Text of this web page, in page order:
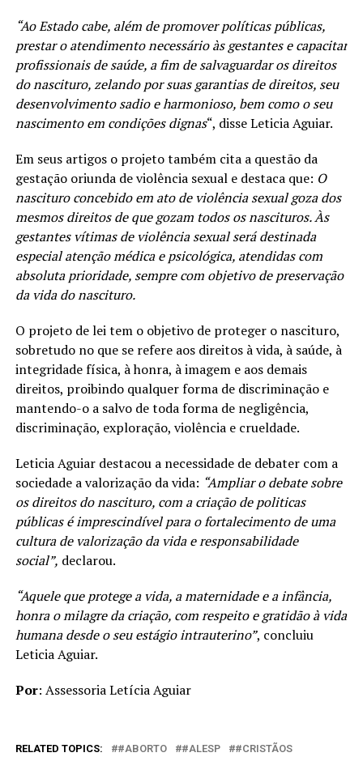
“Ao Estado cabe, além de promover políticas públicas,
prestar o atendimento necessário às gestantes e capacitar
profissionais de saúde, a fim de salvaguardar os direitos
do nascituro, zelando por suas garantias de direitos, seu
desenvolvimento sadio e harmonioso, bem como o seu
nascimento em condições dignas“, disse Leticia Aguiar.
Em seus artigos o projeto também cita a questão da
gestação oriunda de violência sexual e destaca que: O
nascituro concebido em ato de violência sexual goza dos
mesmos direitos de que gozam todos os nascituros. Às
gestantes vítimas de violência sexual será destinada
especial atenção médica e psicológica, atendidas com
absoluta prioridade, sempre com objetivo de preservação
da vida do nascituro.
O projeto de lei tem o objetivo de proteger o nascituro,
sobretudo no que se refere aos direitos à vida, à saúde, à
integridade física, à honra, à imagem e aos demais
direitos, proibindo qualquer forma de discriminação e
mantendo-o a salvo de toda forma de negligência,
discriminação, exploração, violência e crueldade.
Leticia Aguiar destacou a necessidade de debater com a
sociedade a valorização da vida: “Ampliar o debate sobre
os direitos do nascituro, com a criação de politicas
públicas é imprescindível para o fortalecimento de uma
cultura de valorização da vida e responsabilidade
social”, declarou.
“Aquele que protege a vida, a maternidade e a infância,
honra o milagre da criação, com respeito e gratidão à vida
humana desde o seu estágio intrauterino”, concluiu
Leticia Aguiar.
Por: Assessoria Letícia Aguiar
RELATED TOPICS: #ABORTO #ALESP
#CRISTÃOS